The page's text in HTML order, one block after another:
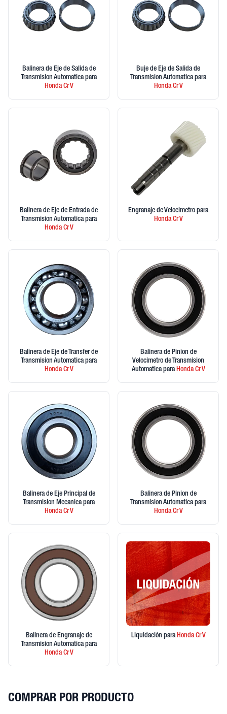
Balinera de Eje de Salida de
Transmision Automatica para
HondaCr V
Buje de Eje de Salida de
Transmision Automatica para
HondaCr V
Balinera de Eje de Entrada de
Transmision Automatica para
HondaCr V
Engranaje de Velocimetro para
HondaCr V
Balinera de Eje de Transfer de
Transmision Automatica para
HondaCr V
Balinera de Pinion de
Velocimetro de Transmision
Automatica paraHondaCr V
Balinera de Eje Principal de
Transmision Mecanica para
HondaCr V
Balinera de Pinion de
Transmision Automatica para
HondaCr V
Balinera de Engranaje de
Transmision Automatica para
HondaCr V
Liquidación paraHondaCr V
COMPRAR POR PRODUCTO